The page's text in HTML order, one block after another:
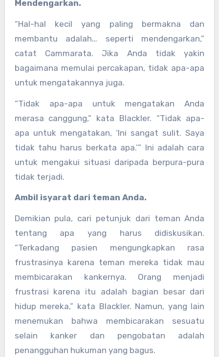
Mendengarkan.
“Hal-hal kecil yang paling bermakna dan
membantu adalah… seperti mendengarkan,”
catat Cammarata. Jika Anda tidak yakin
bagaimana memulai percakapan, tidak apa-apa
untuk mengatakannya juga.
“Tidak apa-apa untuk mengatakan Anda
merasa canggung,” kata Blackler. “Tidak apa-
apa untuk mengatakan, ‘Ini sangat sulit. Saya
tidak tahu harus berkata apa.’” Ini adalah cara
untuk mengakui situasi daripada berpura-pura
tidak terjadi.
Ambil isyarat dari teman Anda.
Demikian pula, cari petunjuk dari teman Anda
tentang apa yang harus didiskusikan.
“Terkadang pasien mengungkapkan rasa
frustrasinya karena teman mereka tidak mau
membicarakan kankernya. Orang menjadi
frustrasi karena itu adalah bagian besar dari
hidup mereka,” kata Blackler. Namun, yang lain
menemukan bahwa membicarakan sesuatu
selain kanker dan pengobatan adalah
penangguhan hukuman yang bagus.